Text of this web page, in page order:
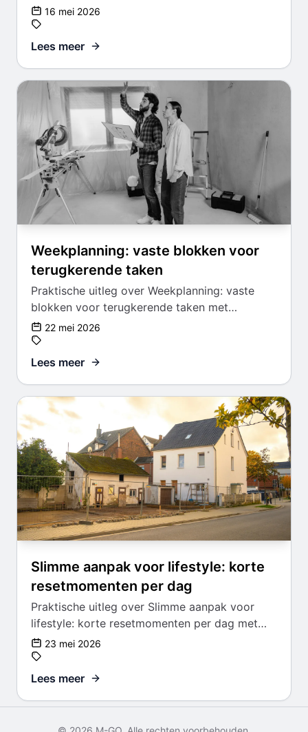
voorbereiding, materiaalkeuze, kosten,
onderhoud en duurzaam resultaat.
16 mei 2026
Lees meer
Weekplanning: vaste blokken voor
terugkerende taken
Praktische uitleg over Weekplanning: vaste
blokken voor terugkerende taken met
aandacht voor keuzes, afwegingen en een
haalbare aanpak.
22 mei 2026
Lees meer
Slimme aanpak voor lifestyle: korte
resetmomenten per dag
Praktische uitleg over Slimme aanpak voor
lifestyle: korte resetmomenten per dag met
aandacht voor keuzes, afwegingen en een
haalbare aanpak.
23 mei 2026
Lees meer